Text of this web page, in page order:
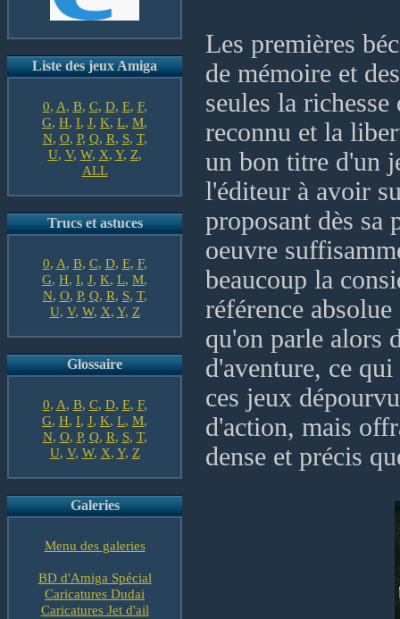
Liste des jeux Amiga
0, A, B, C, D, E, F,
G, H, I, J, K, L, M,
N, O, P, Q, R, S, T,
U, V, W, X, Y, Z,
ALL
Trucs et astuces
0, A, B, C, D, E, F,
G, H, I, J, K, L, M,
N, O, P, Q, R, S, T,
U, V, W, X, Y, Z
Glossaire
0, A, B, C, D, E, F,
G, H, I, J, K, L, M,
N, O, P, Q, R, S, T,
U, V, W, X, Y, Z
Galeries
Menu des galeries
BD d'Amiga Spécial
Caricatures Dudai
Caricatures Jet d'ail
Les premières
de mémoire et
seules la
reconnu et la
un bon titre d'un
l'éditeur à avoir
proposant dès sa
oeuvre
beaucoup la
référence
qu'on parle alors
d'aventure, ce
ces jeux
d'action, mais
dense et précis